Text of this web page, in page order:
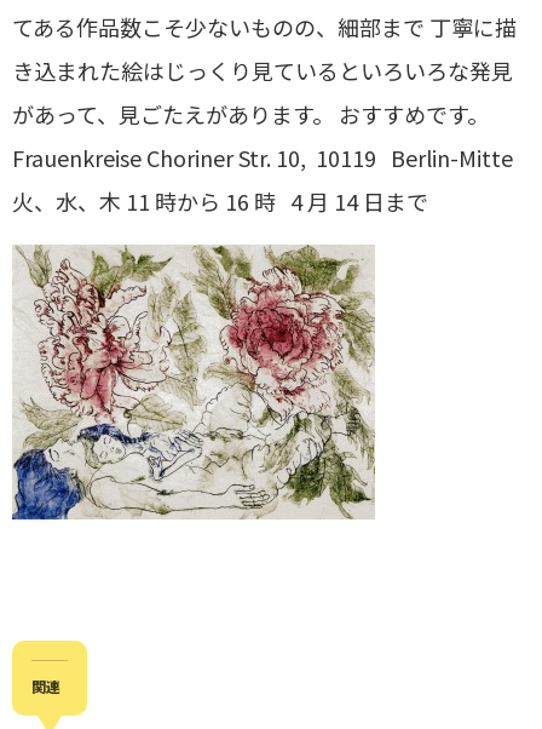
てある作品数こそ少ないものの、細部まで 丁寧に描
き込まれた絵はじっくり見ているといろいろな発見
があって、見ごたえがあります。 おすすめです。
Frauenkreise Choriner Str. 10, 10119 Berlin-Mitte
火、水、木 11 時から 16 時 4 月 14 日まで
関連